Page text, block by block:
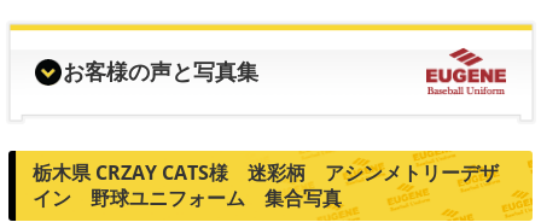
お客様の声と写真集
栃木県 CRZAY CATS様 迷彩柄 アシンメトリーデザ
イン 野球ユニフォーム 集合写真